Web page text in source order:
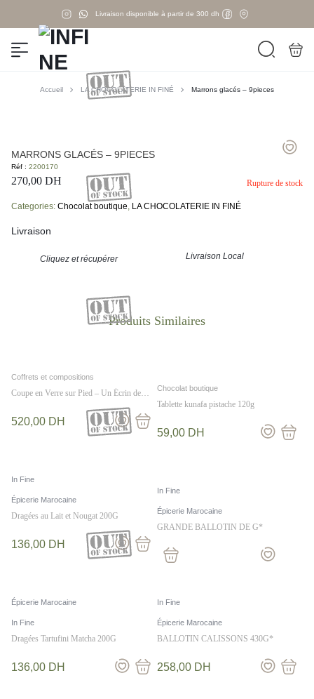
Livraison disponible à partir de 300 dh
Accueil LA CHOCOLATERIE IN FINÉ Marrons glacés – 9pieces
MARRONS GLACÉS – 9PIECES
Réf : 2200170
270,00 DH Rupture de stock
Categories: Chocolat boutique, LA CHOCOLATERIE IN FINÉ
Livraison
Cliquez et récupérer Livraison Local
Coffrets et compositions
Coupe en Verre sur Pied – Un Écrin de
520,00 DH
Chocolat boutique
Tablette kunafa pistache 120g
59,00 DH
In Fine
Épicerie Marocaine
Dragées au Lait et Nougat 200G
136,00 DH
In Fine
Épicerie Marocaine
GRANDE BALLOTIN DE G*
Épicerie Marocaine
In Fine
Dragées Tartufini Matcha 200G
136,00 DH
In Fine
Épicerie Marocaine
BALLOTIN CALISSONS 430G*
258,00 DH